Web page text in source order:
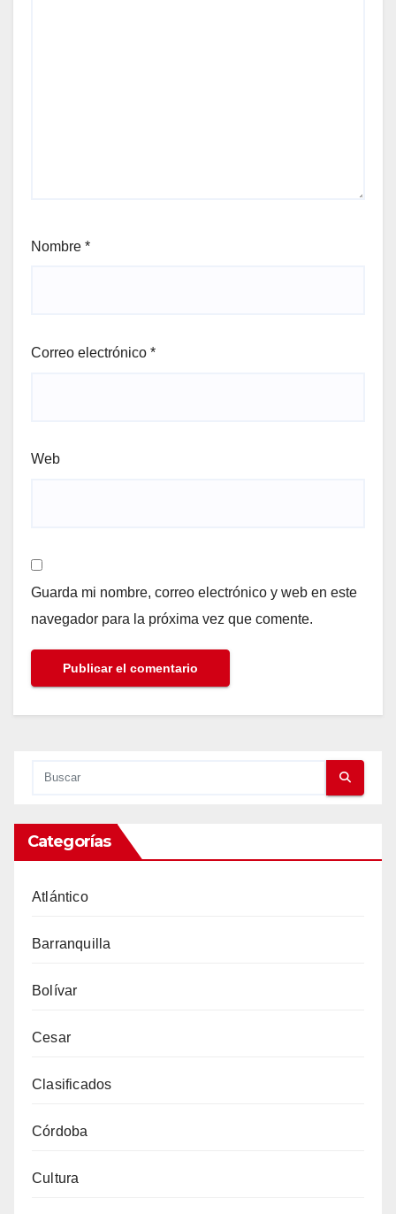
Nombre *
Correo electrónico *
Web
Guarda mi nombre, correo electrónico y web en este
navegador para la próxima vez que comente.
Categorías
Atlántico
Barranquilla
Bolívar
Cesar
Clasificados
Córdoba
Cultura